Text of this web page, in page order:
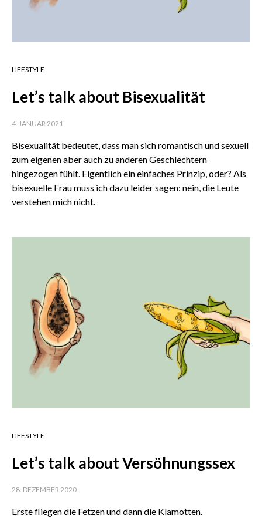
LIFESTYLE
Let’s talk about Bisexualität
4. JANUAR 2021
Bisexualität bedeutet, dass man sich romantisch und sexuell
zum eigenen aber auch zu anderen Geschlechtern
hingezogen fühlt. Eigentlich ein einfaches Prinzip, oder? Als
bisexuelle Frau muss ich dazu leider sagen: nein, die Leute
verstehen mich nicht.
LIFESTYLE
Let’s talk about Versöhnungssex
28. DEZEMBER 2020
Erste fliegen die Fetzen und dann die Klamotten.